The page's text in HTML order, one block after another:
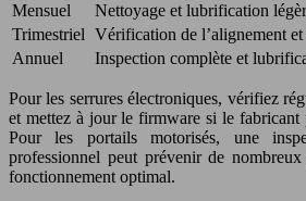
Mensuel
Nettoyage et lubrification
Trimestriel Vérification de l’alignement
Annuel
Inspection complète et
Pour les serrures électroniques, vérifiez
et mettez à jour le firmware si le fabricant
Pour les portails motorisés, une
professionnel peut prévenir de
fonctionnement optimal.